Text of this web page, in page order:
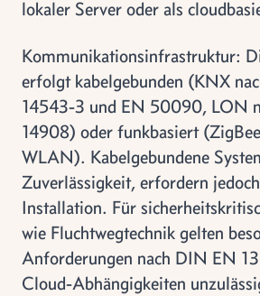
lokaler Server oder als
Kommunikationsinfrastruktur:
erfolgt kabelgebunden (KNX
14543-3 und EN 50090, LON
14908) oder funkbasiert
WLAN). Kabelgebundene
Zuverlässigkeit, erfordern
Installation. Für
wie Fluchtwegtechnik gelten
Anforderungen nach DIN EN
Cloud-Abhängigkeiten